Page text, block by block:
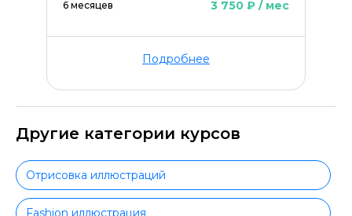
6 месяцев 3 750 ₽ / мес
Подробнее
Другие категории курсов
Отрисовка иллюстраций
Fashion иллюстрация